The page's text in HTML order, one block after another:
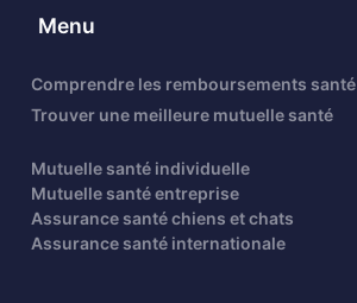
Menu
Comprendre les remboursements santé
Trouver une meilleure mutuelle santé
Mutuelle santé individuelle
Mutuelle santé entreprise
Assurance santé chiens et chats
Assurance santé internationale